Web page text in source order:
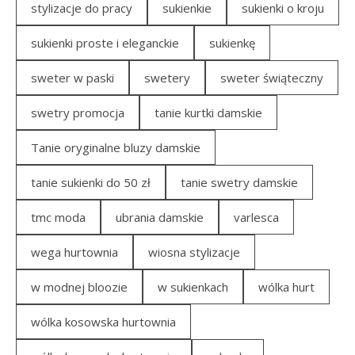
stylizacje do pracy sukienkie sukienki o kroju
sukienki proste i eleganckie sukienkę
sweter w paski swetery sweter świąteczny
swetry promocja tanie kurtki damskie
Tanie oryginalne bluzy damskie
tanie sukienki do 50 zł tanie swetry damskie
tmc moda ubrania damskie varlesca
wega hurtownia wiosna stylizacje
w modnej bloozie w sukienkach wólka hurt
wólka kosowska hurtownia